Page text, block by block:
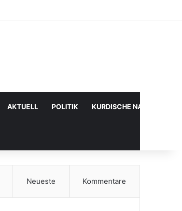
AKTUELL POLITIK KURDISCHE
Neueste Kommentare